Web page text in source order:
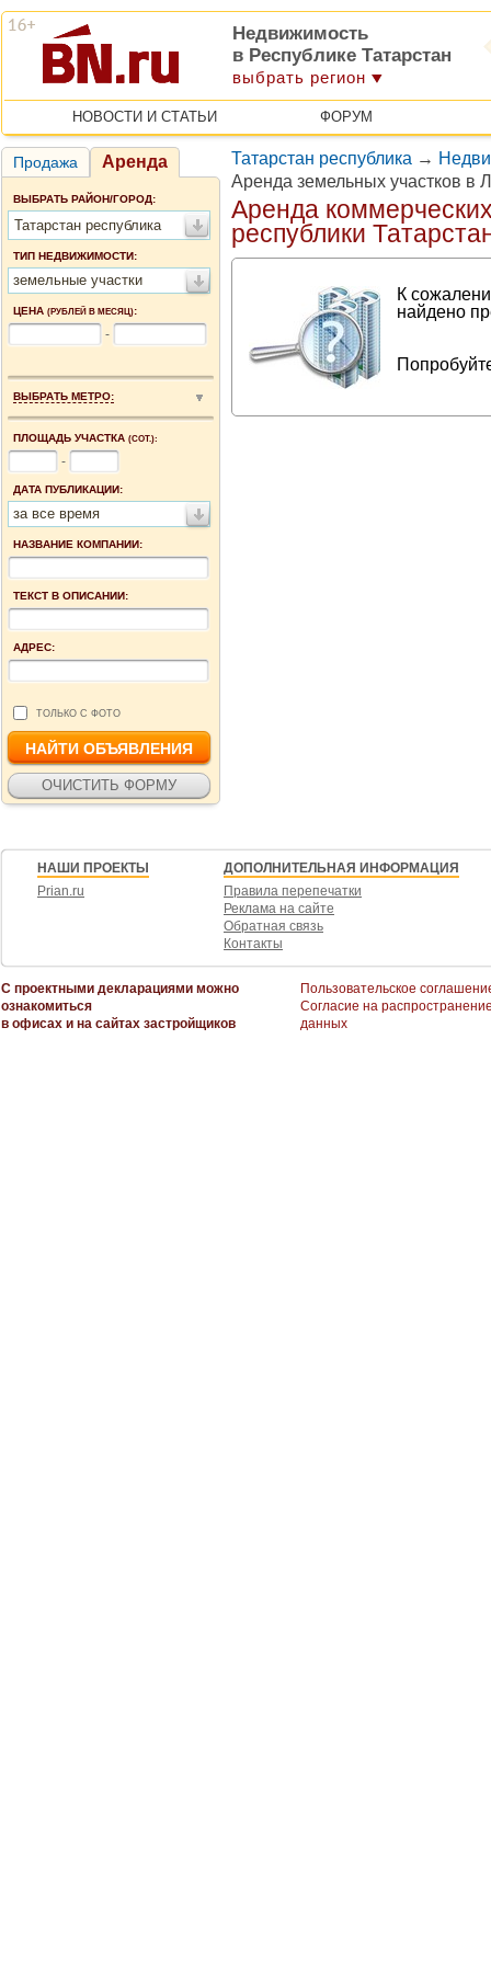
Недвижимость
в Республике Татарстан
выбрать регион
НОВОСТИ И СТАТЬИ ФОРУМ
Продажа Аренда
ВЫБРАТЬ РАЙОН/ГОРОД:
Татарстан республика
ТИП НЕДВИЖИМОСТИ:
земельные участки
ЦЕНА (РУБЛЕЙ В МЕСЯЦ):
-
ВЫБРАТЬ МЕТРО:
ПЛОЩАДЬ УЧАСТКА (СОТ.):
-
ДАТА ПУБЛИКАЦИИ:
за все время
НАЗВАНИЕ КОМПАНИИ:
ТЕКСТ В ОПИСАНИИ:
АДРЕС:
ТОЛЬКО С ФОТО
Татарстан республика →
Аренда земельных участков в
Аренда
республики
К
найдено
НАШИ ПРОЕКТЫ
Prian.ru
ДОПОЛНИТЕЛЬНАЯ ИНФОРМАЦИЯ
Правила перепечатки
Реклама на сайте
Обратная связь
Контакты
С проектными декларациями можно
ознакомиться
в офисах и на сайтах застройщиков
Пользовательское
Согласие на
данных